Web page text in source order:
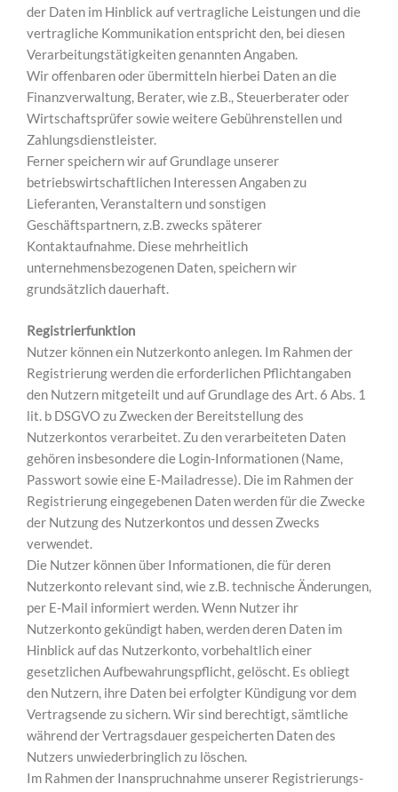
der Daten im Hinblick auf vertragliche Leistungen und die
vertragliche Kommunikation entspricht den, bei diesen
Verarbeitungstätigkeiten genannten Angaben.
Wir offenbaren oder übermitteln hierbei Daten an die
Finanzverwaltung, Berater, wie z.B., Steuerberater oder
Wirtschaftsprüfer sowie weitere Gebührenstellen und
Zahlungsdienstleister.
Ferner speichern wir auf Grundlage unserer
betriebswirtschaftlichen Interessen Angaben zu
Lieferanten, Veranstaltern und sonstigen
Geschäftspartnern, z.B. zwecks späterer
Kontaktaufnahme. Diese mehrheitlich
unternehmensbezogenen Daten, speichern wir
grundsätzlich dauerhaft.
Registrierfunktion
Nutzer können ein Nutzerkonto anlegen. Im Rahmen der
Registrierung werden die erforderlichen Pflichtangaben
den Nutzern mitgeteilt und auf Grundlage des Art. 6 Abs. 1
lit. b DSGVO zu Zwecken der Bereitstellung des
Nutzerkontos verarbeitet. Zu den verarbeiteten Daten
gehören insbesondere die Login-Informationen (Name,
Passwort sowie eine E-Mailadresse). Die im Rahmen der
Registrierung eingegebenen Daten werden für die Zwecke
der Nutzung des Nutzerkontos und dessen Zwecks
verwendet.
Die Nutzer können über Informationen, die für deren
Nutzerkonto relevant sind, wie z.B. technische Änderungen,
per E-Mail informiert werden. Wenn Nutzer ihr
Nutzerkonto gekündigt haben, werden deren Daten im
Hinblick auf das Nutzerkonto, vorbehaltlich einer
gesetzlichen Aufbewahrungspflicht, gelöscht. Es obliegt
den Nutzern, ihre Daten bei erfolgter Kündigung vor dem
Vertragsende zu sichern. Wir sind berechtigt, sämtliche
während der Vertragsdauer gespeicherten Daten des
Nutzers unwiederbringlich zu löschen.
Im Rahmen der Inanspruchnahme unserer Registrierungs-